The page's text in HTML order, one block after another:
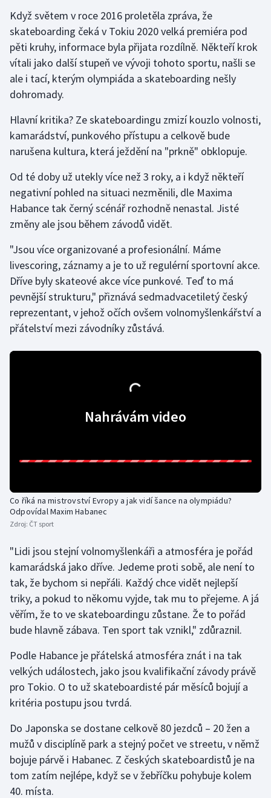
Gymnastika
Házená
Jezdectví
Judo
Krasobruslení
Lezení
Lyže a snowboard
Moderní pětiboj
Motorsport
Olympijské hry
Parasport
Plavání
Sportovní střelba
Triatlon
Veslování
Vodní slalom
Volejbal
Ostatní
Když světem v roce 2016 proletěla zpráva, že
skateboarding čeká v Tokiu 2020 velká premiéra pod
pěti kruhy, informace byla přijata rozdílně. Někteří krok
vítali jako další stupeň ve vývoji tohoto sportu, našli se
ale i tací, kterým olympiáda a skateboarding nešly
dohromady.
Hlavní kritika? Ze skateboardingu zmizí kouzlo volnosti,
kamarádství, punkového přístupu a celkově bude
narušena kultura, která ježdění na "prkně" obklopuje.
Od té doby už utekly více než 3 roky, a i když někteří
negativní pohled na situaci nezměnili, dle Maxima
Habance tak černý scénář rozhodně nenastal. Jisté
změny ale jsou během závodů vidět.
"Jsou více organizované a profesionální. Máme
livescoring, záznamy a je to už regulérní sportovní akce.
Dříve byly skateové akce více punkové. Teď to má
pevnější strukturu," přiznává sedmadvacetiletý český
reprezentant, v jehož očích ovšem volnomyšlenkářství a
přátelství mezi závodníky zůstává.
Nahrávám video
Co říká na mistrovství Evropy a jak vidí šance na olympiádu?
Odpovídal Maxim Habanec
Zdroj: ČT sport
"Lidi jsou stejní volnomyšlenkáři a atmosféra je pořád
kamarádská jako dříve. Jedeme proti sobě, ale není to
tak, že bychom si nepřáli. Každý chce vidět nejlepší
triky, a pokud to někomu vyjde, tak mu to přejeme. A já
věřím, že to ve skateboardingu zůstane. Že to pořád
bude hlavně zábava. Ten sport tak vznikl," zdůraznil.
Podle Habance je přátelská atmosféra znát i na tak
velkých událostech, jako jsou kvalifikační závody právě
pro Tokio. O to už skateboardisté pár měsíců bojují a
kritéria postupu jsou tvrdá.
Do Japonska se dostane celkově 80 jezdců – 20 žen a
mužů v disciplíně park a stejný počet ve streetu, v němž
bojuje párvě i Habanec. Z českých skateboardistů je na
tom zatím nejlépe, když se v žebříčku pohybuje kolem
40. místa.